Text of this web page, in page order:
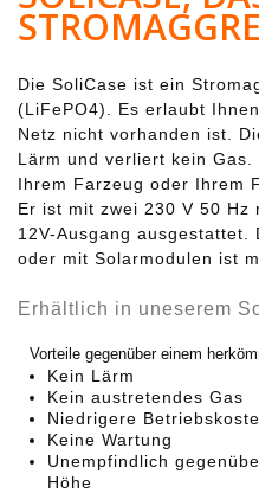
Die SoliCase ist ein
(LiFePO4). Es erlaubt
Netz nicht vorhanden ist.
Lärm und verliert kein
Ihrem Farzeug oder Ihrem
Er ist mit zwei 230 V 50 Hz
12V-Ausgang ausgestattet.
oder mit Solarmodulen ist
Erhältlich in uneserem
Vorteile gegenüber einem
Kein Lärm
Kein austretendes Gas
Niedrigere
Keine Wartung
Unempfindlich
Höhe